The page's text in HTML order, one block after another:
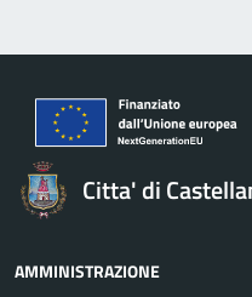
Citta' di
AMMINISTRAZIONE